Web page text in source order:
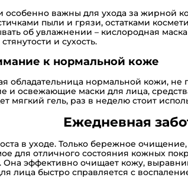
важны для ухода за жирной
пыли и грязи, остатками
об увлажнении – кислородная
и сухость.
к нормальной коже
обладательница нормальной кожи,
и освежающие маски для лица,
мягкий гель, раз в неделю стоит
Ежедневная
в уходе. Только бережное
для отличного состояния кожных
эффективно очищает кожу,
лица быстро справляется с